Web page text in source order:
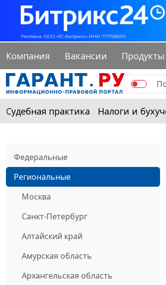
Компания Вакансии Продукты
Судебная практика Налоги и
Федеральные
Региональные
Москва
Санкт-Петербург
Алтайский край
Амурская область
Архангельская область